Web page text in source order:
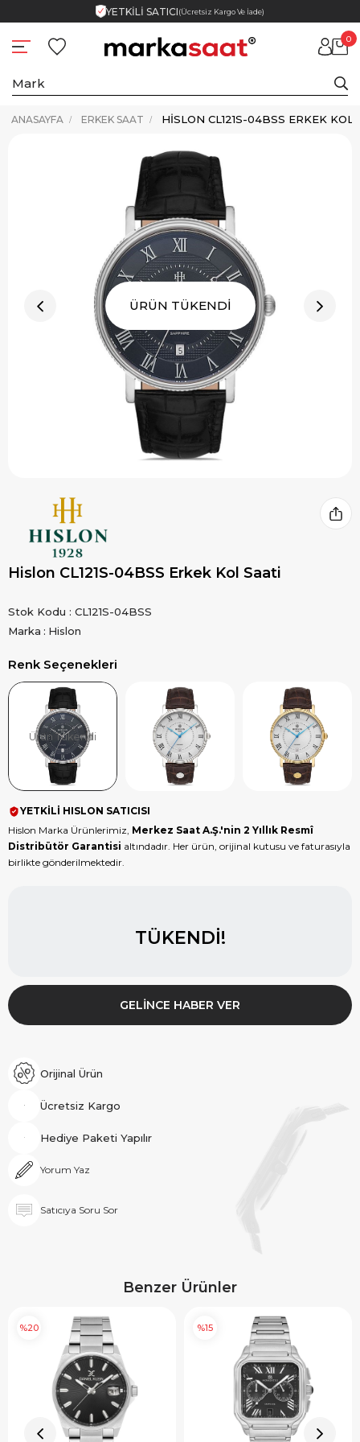
YETKİLİ SATICI(Ücretsiz Kargo Ve İade)
0
ANASAYFA ERKEK SAAT HISLON CL121S-04BSS ERKEK KOL
ÜRÜN TÜKENDİ
Hislon CL121S-04BSS Erkek Kol Saati
Stok Kodu
CL121S-04BSS
Marka : Hislon
Renk Seçenekleri
Ürün Tükendi
YETKİLİ HISLON SATICISI
Hislon Marka Ürünlerimiz, Merkez Saat A.Ş.'nin 2 Yıllık Resmî
Distribütör Garantisi altındadır. Her ürün, orijinal kutusu ve faturasıyla
birlikte gönderilmektedir.
TÜKENDI!
GELINCE HABER VER
Orijinal Ürün
Ücretsiz Kargo
Hediye Paketi Yapılır
Yorum Yaz
Satıcıya Soru Sor
Benzer Ürünler
%20 %15